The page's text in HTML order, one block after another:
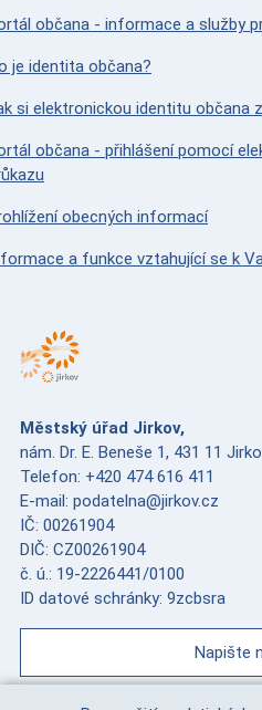
občana - informace a služby
je identita občana?
si elektronickou identitu občana
občana - přihlášení pomocí
obecných informací
a funkce vztahující se k
Městský úřad Jirkov,
nám. Dr. E. Beneše 1, 431 11
Telefon: +420 474 616 411
E-mail: podatelna@jirkov.cz
IČ: 00261904
DIČ: CZ00261904
č. ú.: 19-2226441/0100
ID datové schránky: 9zcbsra
Napište